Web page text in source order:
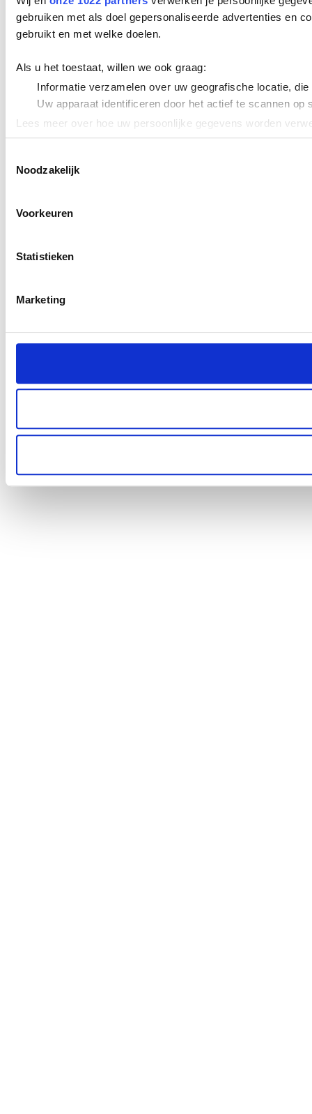
gebruiken met als doel gepersonaliseerde advertenties en
gebruikt en met welke doelen.
Als u het toestaat, willen we ook graag:
Informatie verzamelen over uw geografische locatie,
Uw apparaat identificeren door het actief te scannen op
Lees meer over hoe uw persoonlijke gegevens worden
We gebruiken cookies om content en advertenties te
verstrekt of die ze hebben verzameld op basis van uw
Noodzakelijk
Voorkeuren
Statistieken
Marketing